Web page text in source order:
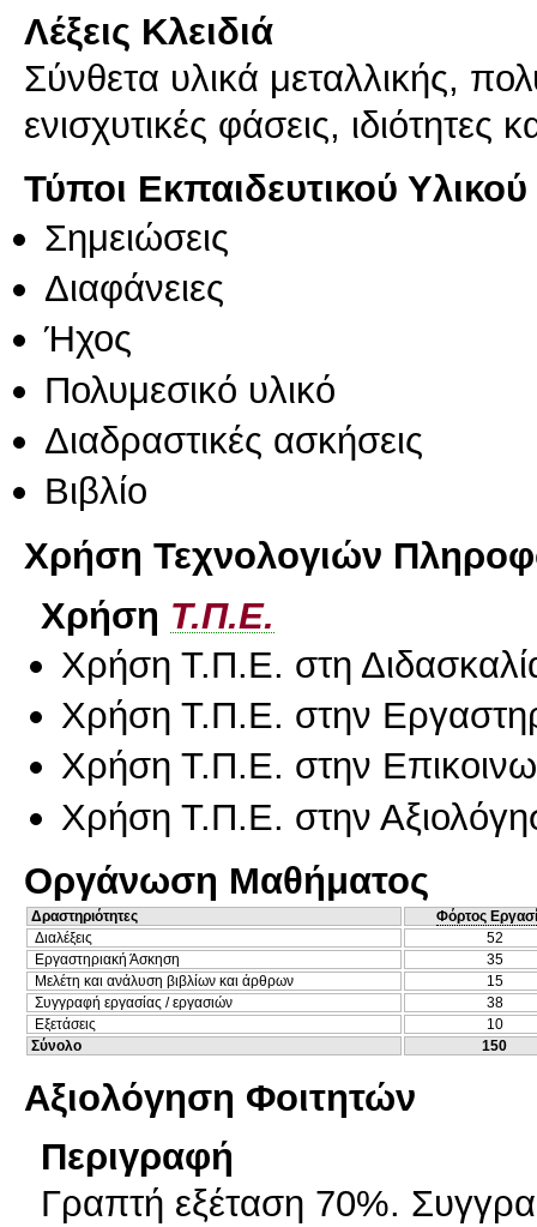
Λέξεις Κλειδιά
Σύνθετα υλικά μεταλλικής,
ενισχυτικές φάσεις, ιδιότητες
Τύποι Εκπαιδευτικού Υλικού
Σημειώσεις
Διαφάνειες
Ήχος
Πολυμεσικό υλικό
Διαδραστικές ασκήσεις
Βιβλίο
Χρήση Τεχνολογιών
Χρήση Τ.Π.Ε.
Χρήση Τ.Π.Ε. στη
Χρήση Τ.Π.Ε. στην
Χρήση Τ.Π.Ε. στην
Χρήση Τ.Π.Ε. στην
Οργάνωση Μαθήματος
Δραστηριότητες
Φόρτος
Διαλέξεις
52
Εργαστηριακή Άσκηση
35
Μελέτη και ανάλυση βιβλίων και άρθρων
15
Συγγραφή εργασίας / εργασιών
38
Εξετάσεις
10
Σύνολο
150
Αξιολόγηση Φοιτητών
Περιγραφή
Γραπτή εξέταση 70%.